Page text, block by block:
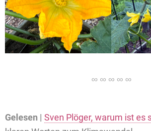
Gelesen | Sven Plöger, warum ist es